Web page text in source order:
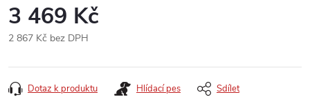
3 469 Kč
2 867 Kč bez DPH
cena:
Dotaz k produktu Hlídací pes Sdílet